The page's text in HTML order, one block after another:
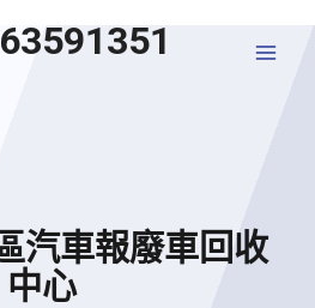
汽車報廢車回收
中心